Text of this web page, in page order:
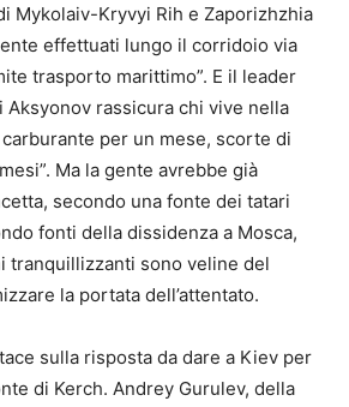
Mykolaiv-Kryvyi Rih e Zaporizhzhia
effettuati lungo il corridoio via
trasporto marittimo”. E il leader
Aksyonov rassicura chi vive nella
carburante per un mese, scorte di
Ma la gente avrebbe già
secondo una fonte dei tatari
fonti della dissidenza a Mosca,
tranquillizzanti sono veline del
la portata dell’attentato.
sulla risposta da dare a Kiev per
di Kerch. Andrey Gurulev, della